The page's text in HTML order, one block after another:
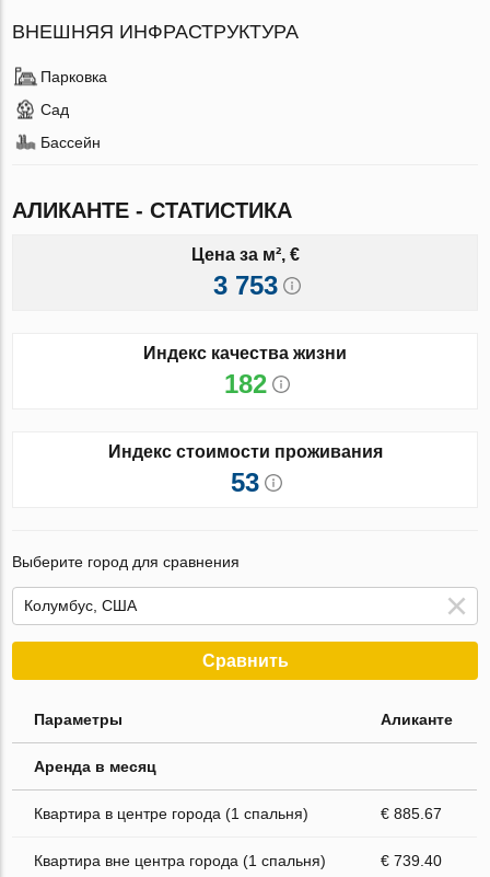
ВНЕШНЯЯ ИНФРАСТРУКТУРА
Парковка
Сад
Бассейн
АЛИКАНТЕ - СТАТИСТИКА
Цена за м², €
3 753
Индекс качества жизни
182
Индекс стоимости проживания
53
Выберите город для сравнения
Сравнить
Параметры Аликанте
Аренда в месяц
Квартира в центре города (1 спальня) € 885.67
Квартира вне центра города (1 спальня) € 739.40